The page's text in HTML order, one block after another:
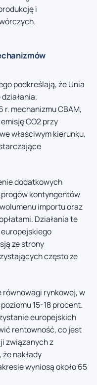
i
podkreślają, że Unia
mechanizmu CBAM,
CO2 przy
właściwym kierunku.
dodatkowych
kontyngentów
importu oraz
Działania te
ze strony
często ze
rynkowej, w
15-18 procent.
europejskich
rentowność, co jest
związanych z
nakłady
wyniosą około 65